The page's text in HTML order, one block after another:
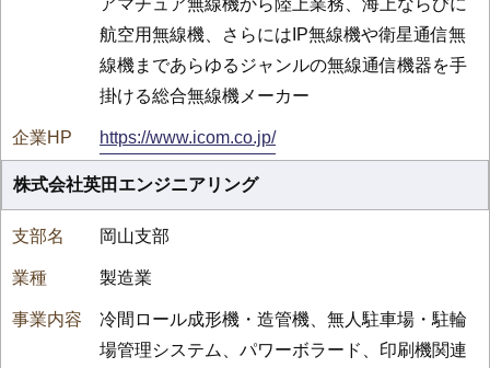
アマチュア無線機から陸上業務、海上ならびに
航空用無線機、さらにはIP無線機や衛星通信無
線機まであらゆるジャンルの無線通信機器を手
掛ける総合無線機メーカー
https://www.icom.co.jp/
株式会社英田エンジニアリング
岡山支部
製造業
冷間ロール成形機・造管機、無人駐車場・駐輪
場管理システム、パワーボラード、印刷機関連